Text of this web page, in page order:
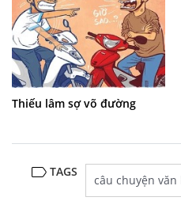
Thiếu lâm sợ võ đường
TAGS
câu chuyện văn